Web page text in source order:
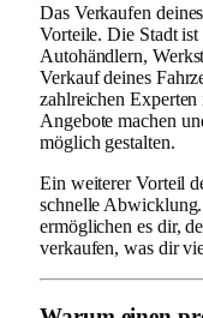
Das Verkaufen
Vorteile. Die Stadt
Autohändlern,
Verkauf deines
zahlreichen
Angebote machen
möglich gestalten.
Ein weiterer Vorteil
schnelle
ermöglichen es dir,
verkaufen, was dir